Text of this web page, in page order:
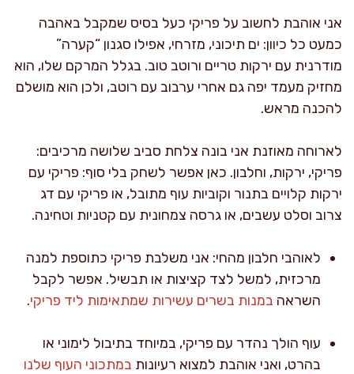
אני אוהבת לחשוב על פריקי כעל בסיס שמקבל באהבה
כמעט כל כיוון: ים תיכוני, מזרחי, אפילו סגנון “קערה”
מודרנית עם ירקות טריים ורוטב טוב. בגלל המרקם שלו, הוא
מחזיק מעמד יפה גם אחרי ערבוב עם רוטב, ולכן הוא מושלם
להכנה מראש.
לארוחה מאוזנת אני בונה צלחת סביב שלושה מרכיבים:
פריקי, ירקות, וחלבון. כאן אפשר לשחק בלי סוף: פריקי עם
ירקות קלויים בתנור וקוביות עוף מתובל, או פריקי עם דג
צרוב וסלט עשבים, או גרסה צמחונית עם קטניות וטחינה.
לאוהבי חלבון מהחי: אני משלבת פריקי כתוספת למנה
מרכזית, למשל לצד קציצות או תבשיל. אפשר לקבל
השראה במנות בשרים עשירות שמתאימות ליד פריקי.
עוף הולך נהדר עם פריקי, במיוחד בתיבול לימוני או
בהרט, ואני אוהבת למצוא רעיונות במתכוני העוף שלנו